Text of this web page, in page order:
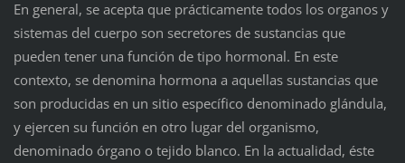
En general, se acepta que prácticamente todos los organos y
sistemas del cuerpo son secretores de sustancias que
pueden tener una función de tipo hormonal. En este
contexto, se denomina hormona a aquellas sustancias que
son producidas en un sitio específico denominado glándula,
y ejercen su función en otro lugar del organismo,
denominado órgano o tejido blanco. En la actualidad, éste